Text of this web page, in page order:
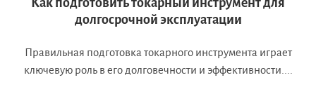
Как подготовить токарный инструмент для
долгосрочной эксплуатации
Правильная подготовка токарного инструмента играет
ключевую роль в его долговечности и эффективности....